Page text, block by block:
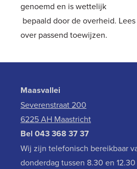
genoemd en is wettelijk
bepaald door de overheid.
over passend toewijzen.
Maasvallei
Severenstraat 200
6225 AH Maastricht
Bel 043 368 37 37
Wij zijn telefonisch bereikbaar
donderdag tussen 8.30 en